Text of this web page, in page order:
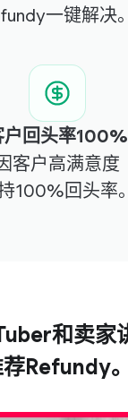
服务。现在才知道，
SISTER
频道'엄부처'
理由不用 :) 做代购的
一键解决。
户回头率100%
客户高满意度
100%回头率。
和卖家
Refundy。